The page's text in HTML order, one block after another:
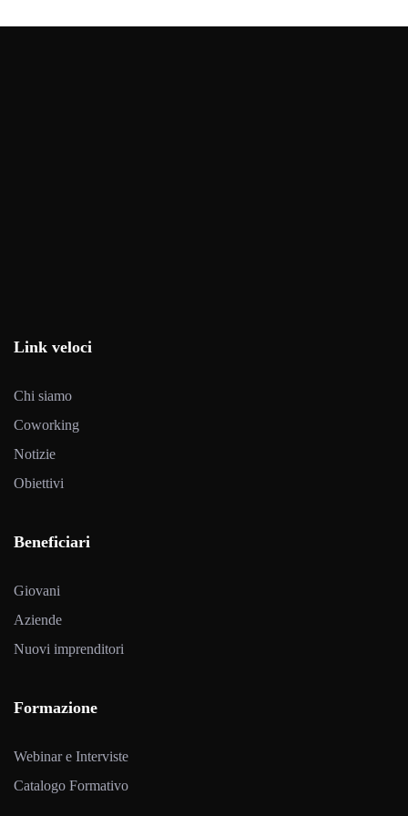
Link veloci
Chi siamo
Coworking
Notizie
Obiettivi
Beneficiari
Giovani
Aziende
Nuovi imprenditori
Formazione
Webinar e Interviste
Catalogo Formativo